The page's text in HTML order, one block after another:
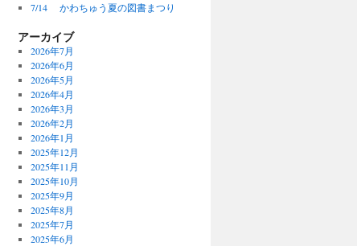
7/14 かわちゅう夏の図書まつり
アーカイブ
2026年7月
2026年6月
2026年5月
2026年4月
2026年3月
2026年2月
2026年1月
2025年12月
2025年11月
2025年10月
2025年9月
2025年8月
2025年7月
2025年6月